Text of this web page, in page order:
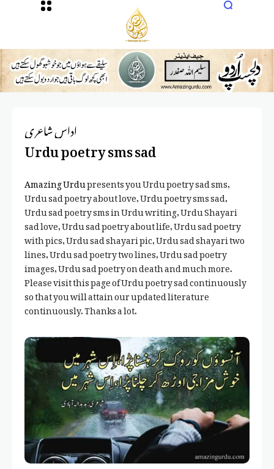
اداس شاعری
Urdu poetry sms sad
Amazing Urdupresents you Urdu poetry sad sms,
Urdu sad poetry about love, Urdu poetry sms sad,
Urdu sad poetry sms in Urdu writing, Urdu Shayari
sad love, Urdu sad poetry about life, Urdu sad poetry
with pics, Urdu sad shayari pic, Urdu sad shayari two
lines, Urdu sad poetry two lines, Urdu sad poetry
images, Urdu sad poetry on death and much more.
Please visit this page of Urdu poetry sad continuously
so that you will attain our updated literature
continuously. Thanks a lot.